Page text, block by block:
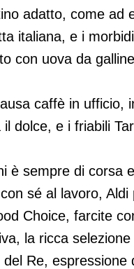
adatto, come ad
italiana, e i
con uova da
caffè in ufficio,
il dolce, e i friabili
è sempre di corsa
sé al lavoro,
Choice, farcite
la ricca
del Re,